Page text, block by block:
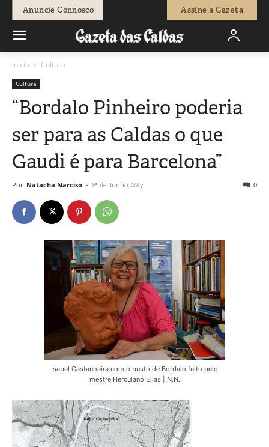
Anuncie Connosco Assine a Gazeta
Início Cultura
Cultura
“Bordalo Pinheiro poderia
ser para as Caldas o que
Gaudi é para Barcelona”
Por Natacha Narciso - 16 de Junho, 2017 0
Isabel Castanheira com o busto de Bordalo feito pelo
mestre Herculano Elias | N.N.